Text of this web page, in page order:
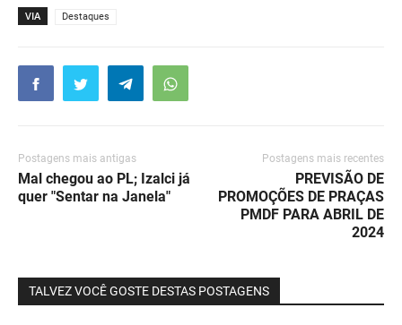
VIA Destaques
Postagens mais antigas
Mal chegou ao PL; Izalci já
quer "Sentar na Janela"
Postagens mais recentes
PREVISÃO DE
PROMOÇÕES DE PRAÇAS
PMDF PARA ABRIL DE
2024
TALVEZ VOCÊ GOSTE DESTAS POSTAGENS